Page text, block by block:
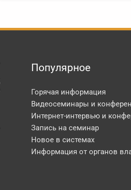
Популярное
Горячая информация
Видеосеминары и
Интернет-интервью и
Запись на семинар
Новое в системах
Информация от органов